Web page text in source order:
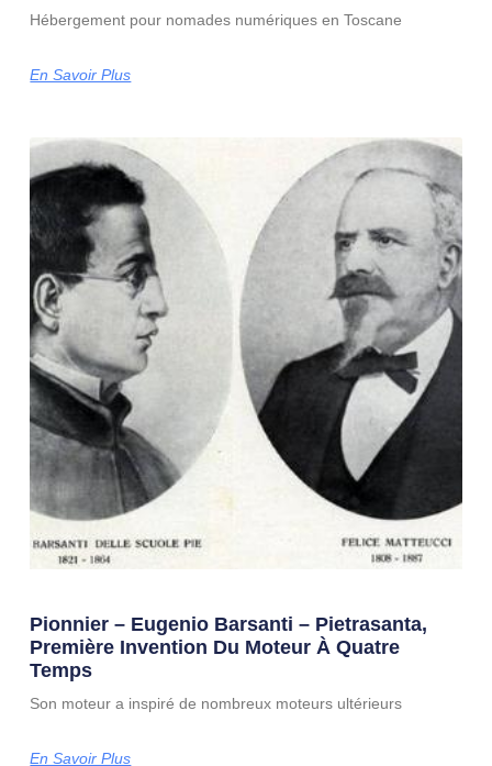
Hébergement pour nomades numériques en Toscane
En Savoir Plus
Pionnier – Eugenio Barsanti – Pietrasanta,
Première Invention Du Moteur À Quatre
Temps
Son moteur a inspiré de nombreux moteurs ultérieurs
En Savoir Plus